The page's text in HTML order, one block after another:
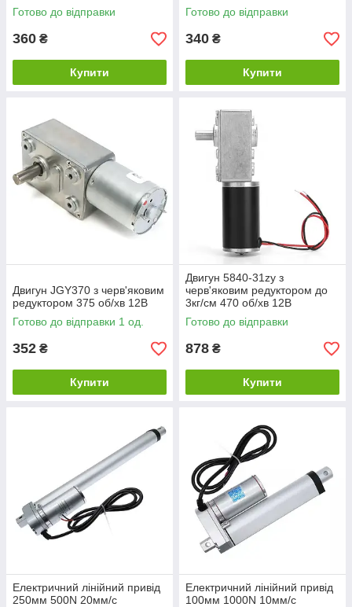
Готово до відправки
360 ₴
Купити
Готово до відправки
340 ₴
Купити
Двигун JGY370 з черв'яковим
редуктором 375 об/хв 12В
Готово до відправки 1 од.
352 ₴
Купити
Двигун 5840-31zy з
черв'яковим редуктором до
3кг/см 470 об/хв 12В
Готово до відправки
878 ₴
Купити
Електричний лінійний привід
250мм 500N 20мм/c
Електричний лінійний привід
100мм 1000N 10мм/c